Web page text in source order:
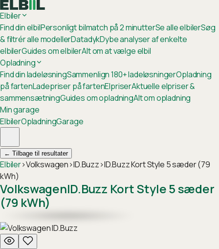
Elbiler
Find din elbilPersonligt bilmatch på 2 minutterSe alle elbilerSøg
& filtrér alle modellerDatadykDybe analyser af enkelte
elbilerGuides om elbilerAlt om at vælge elbil
Opladning
Find din ladeløsningSammenlign 180+ ladeløsningerOpladning
på fartenLadepriser på fartenElpriserAktuelle elpriser &
sammensætningGuides om opladningAlt om opladning
Min garage
ElbilerOpladningGarage
← Tilbage til resultater
Elbiler›Volkswagen›ID.Buzz›ID.Buzz Kort Style 5 sæder (79
kWh)
VolkswagenID.Buzz Kort Style 5 sæder
(79 kWh)